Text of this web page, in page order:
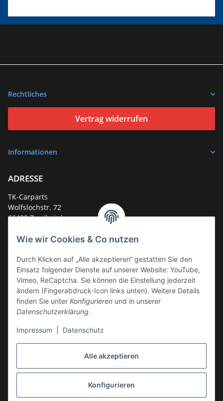
Alle akzeptieren
Konfigurieren
Wie wir Cookies & Co nutzen
Durch Klicken auf „Alle akzeptieren“ gestatten Sie den
Einsatz folgender Dienste auf unserer Website: YouTube,
Vimeo, ReCaptcha. Sie können die Einstellung jederzeit
ändern (Fingerabdruck-Icon links unten). Weitere Details
finden Sie unter Konfigurieren und in unserer
Datenschutzerklärung.
Impressum Datenschutz
Rechtliches
Vertrag widerrufen
Informationen
ADRESSE
TK-Carparts
Wolfslochstr. 72
66482 Zweibrücken
E-Mail:mail@tk-carparts.de
Montag-Donnerstag von 13 bis 16 Uhr